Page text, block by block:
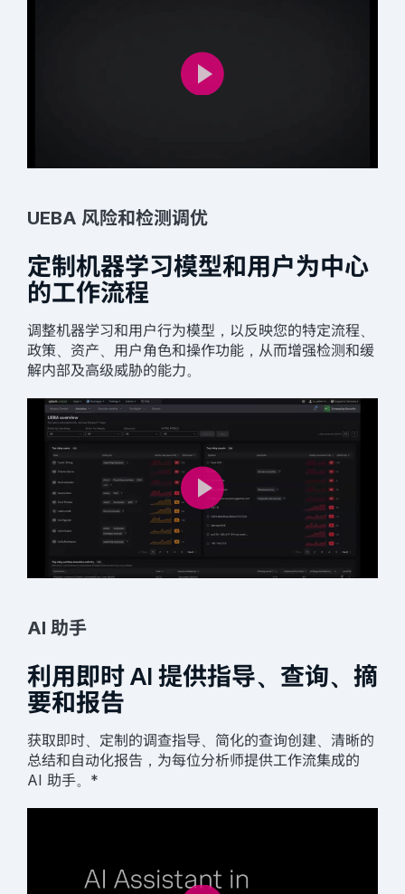
UEBA 风险和检测调优
定制机器学习模型和用户为中心
的工作流程
调整机器学习和用户行为模型，以反映您的特定流程、
政策、资产、用户角色和操作功能，从而增强检测和缓
解内部及高级威胁的能力。
AI 助手
利用即时 AI 提供指导、查询、摘
要和报告
获取即时、定制的调查指导、简化的查询创建、清晰的
总结和自动化报告，为每位分析师提供工作流集成的
AI 助手。*